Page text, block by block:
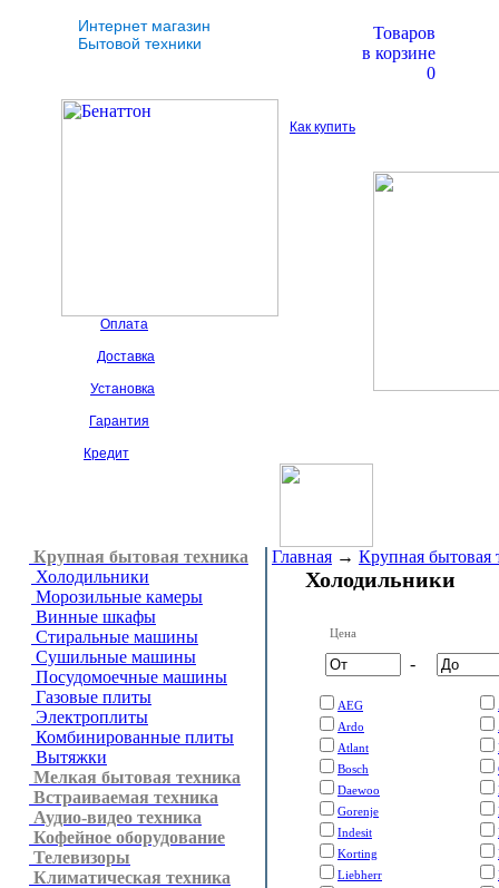
Интернет магазин
Бытовой техники
Товаров
в корзине
0
Как купить
Оплата
Доставка
Установка
Гарантия
Кредит
Крупная бытовая техника
Холодильники
Морозильные камеры
Винные шкафы
Стиральные машины
Сушильные машины
Посудомоечные машины
Газовые плиты
Электроплиты
Комбинированные плиты
Вытяжки
Мелкая бытовая техника
Встраиваемая техника
Аудио-видео техника
Кофейное оборудование
Телевизоры
Климатическая техника
Главная → Крупная бытовая
Холодильники
Цена
-
AEG
Ardo
Atlant
Bosch
Daewoo
Gorenje
Indesit
Korting
Liebherr